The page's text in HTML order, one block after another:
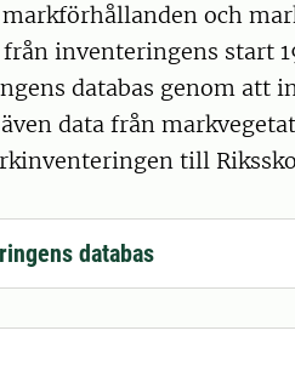
och
inventeringens start
databas genom att
data från
till
databas